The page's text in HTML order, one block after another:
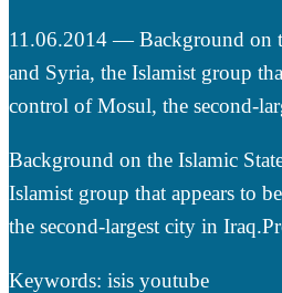
11.06.2014 — Background on
and Syria, the Islamist group
control of Mosul, the second-
Background on the Islamic
Islamist group that appears to
the second-largest city in
Keywords: isis youtube